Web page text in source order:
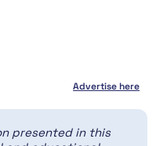
Advertise here
presented in this